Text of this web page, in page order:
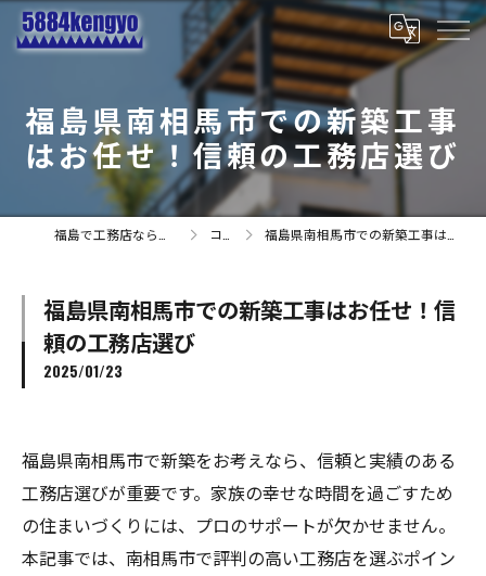
福島県南相馬市での新築工事
はお任せ！信頼の工務店選び
コラム 福島県南相馬市での新築工事はお任せ！信頼の工務店選び
福島県南相馬市での新築工事はお任せ！信
頼の工務店選び
2025/01/23
福島県南相馬市で新築をお考えなら、信頼と実績のある
工務店選びが重要です。家族の幸せな時間を過ごすため
の住まいづくりには、プロのサポートが欠かせません。
本記事では、南相馬市で評判の高い工務店を選ぶポイン